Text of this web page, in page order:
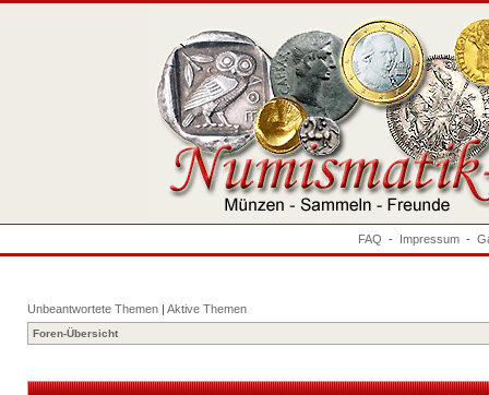
FAQ - Impressum -
Unbeantwortete Themen | Aktive Themen
Foren-Übersicht